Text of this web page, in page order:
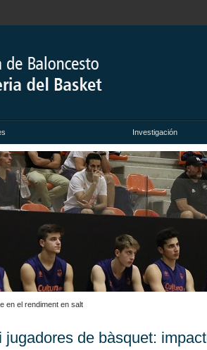
Investigación
en el rendiment en salt
de bàsquet: